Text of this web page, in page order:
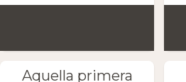
Aquella primera